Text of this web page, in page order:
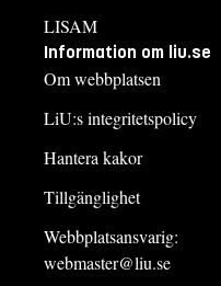
LISAM
Information om liu.se
Om webbplatsen
LiU:s integritetspolicy
Hantera kakor
Tillgänglighet
Webbplatsansvarig:
webmaster@liu.se